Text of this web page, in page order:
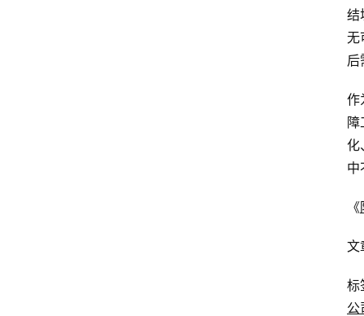
结
无
后
作
障
化
中
《
文
标
公